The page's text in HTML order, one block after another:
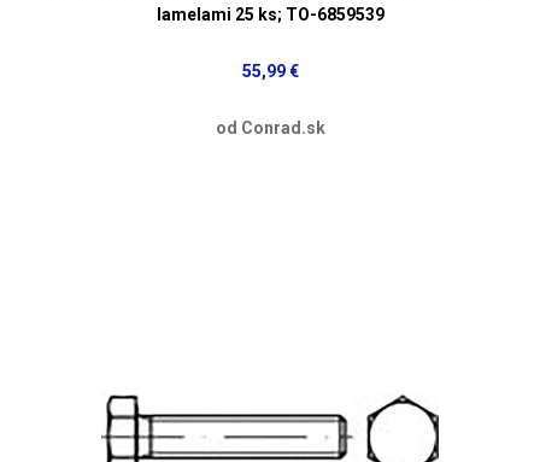
lamelami 25 ks; TO-6859539
55,99 €
od Conrad.sk